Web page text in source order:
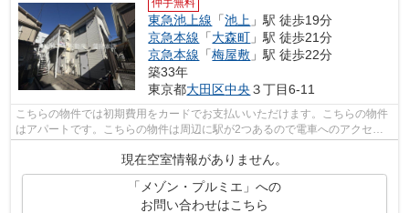
東急池上線 「池上 」駅 徒歩19分
京急本線 「大森町 」駅 徒歩21分
京急本線 「梅屋敷 」駅 徒歩22分
築33年
東京都大田区中央 ３丁目6-11
こちらの物件では初期費用をカードでお支払いいただけます。こちらの物件
はアパートです。こちらの物件は周辺に駅が2つあるので電車へのアクセス
が便利な物件です。場所が平坦なのは、...
現在空室情報がありません。
「メゾン・プルミエ」への
お問い合わせはこちら